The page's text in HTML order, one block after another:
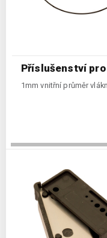
Příslušenství
1mm vnitřní průměr